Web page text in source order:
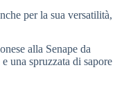
per la sua versatilità,
alla Senape da
una spruzzata di sapore